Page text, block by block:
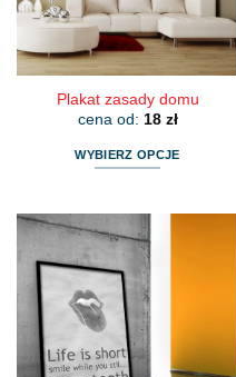
na
stronie
produktu
Plakat zasady domu
cena od: 18 zł
WYBIERZ OPCJE
ma
wiele
wariantów.
Opcje
można
wybrać
na